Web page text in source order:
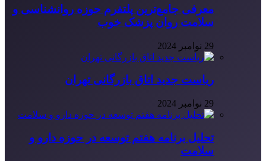
معرفی جامع‌ترین پلتفرم حوزه روانشناسی و
سلامت روان پزشک خوب
29 نوامبر 2024
ریاست جدید اتاق بازرگانی تهران
29 نوامبر 2024
تحلیل برنامه هفتم توسعه در حوزه دارو و
سلامت